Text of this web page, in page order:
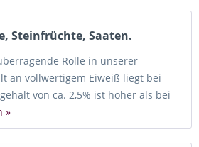
Steinfrüchte, Saaten.
Rolle in unserer
an vollwertigem Eiweiß liegt bei
von ca. 2,5% ist höher als bei
»